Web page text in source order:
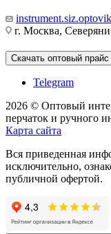
г. Москва,
Скачать оптовый прайс
Telegram
2026 © Оптовый
перчаток и ручного
Карта сайта
Вся приведенная
исключительно,
публичной офертой.